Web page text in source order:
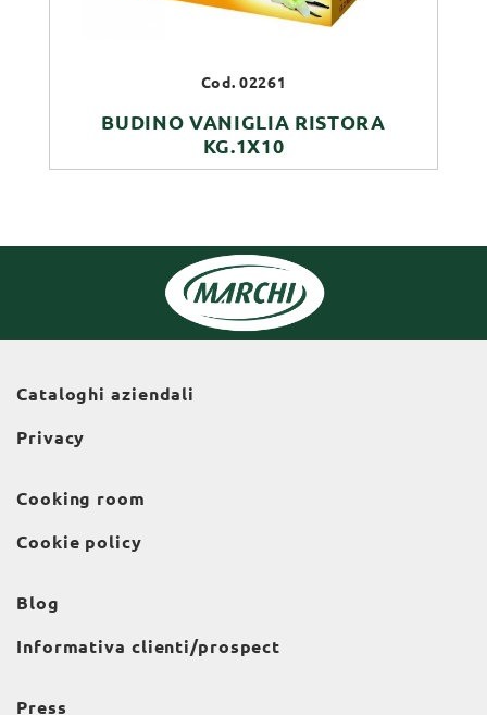
Cod. 02261
BUDINO VANIGLIA RISTORA
KG.1X10
Cataloghi aziendali
Privacy
Cooking room
Cookie policy
Blog
Informativa clienti/prospect
Press